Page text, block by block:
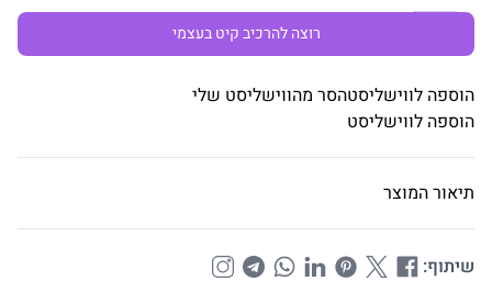
רוצה להרכיב קיט בעצמי
הוספה לווישליסטהסר מהווישליסט שלי
הוספה לווישליסט
תיאור המוצר
שיתוף: